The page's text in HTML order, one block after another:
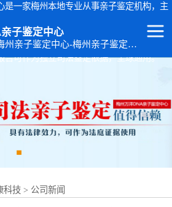
是一家梅州本地专业从事亲子鉴定机构，主
梅州个人隐私亲子鉴定、梅州孕期胎儿亲
亲子鉴定地址：广东省梅州市梅江区黄塘
鉴定中心出具的亲子鉴定报告准确率达
告可作为独立司法鉴定依据，全球通用。
子鉴定中心
梅州亲子鉴定-梅州亲子鉴定中心-梅州亲子鉴定机构
科技 > 公司新闻